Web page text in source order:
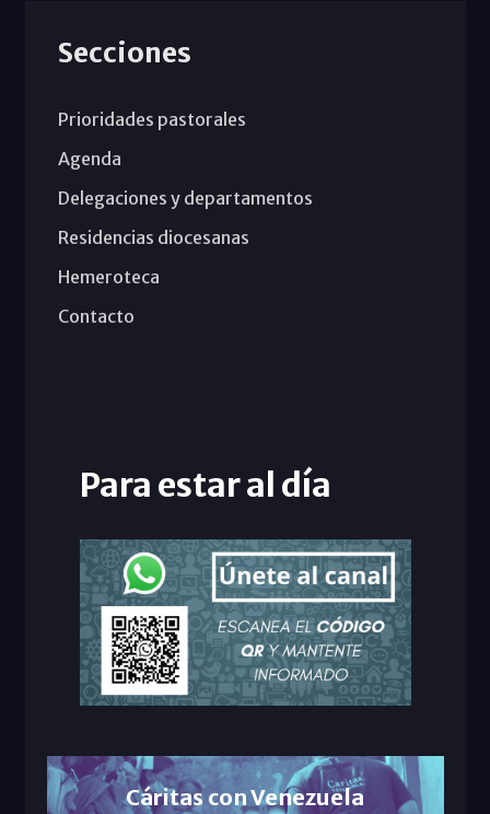
Secciones
Prioridades pastorales
Agenda
Delegaciones y departamentos
Residencias diocesanas
Hemeroteca
Contacto
Para estar al día
Cáritas con Venezuela